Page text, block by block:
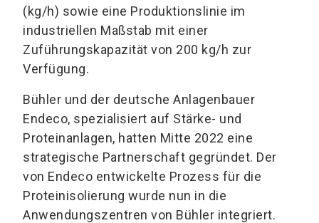
(kg/h) sowie eine Produktionslinie im
industriellen Maßstab mit einer
Zuführungskapazität von 200 kg/h zur
Verfügung.
Bühler und der deutsche Anlagenbauer
Endeco, spezialisiert auf Stärke- und
Proteinanlagen, hatten Mitte 2022 eine
strategische Partnerschaft gegründet. Der
von Endeco entwickelte Prozess für die
Proteinisolierung wurde nun in die
Anwendungszentren von Bühler integriert.